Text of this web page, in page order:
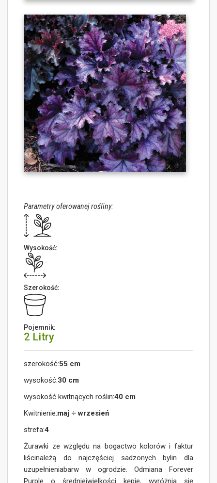
Parametry oferowanej rośliny:
Wysokość:
Szerokość:
Pojemnik:
2 Litry
szerokość:55 cm
wysokość:30 cm
wysokość kwitnących roślin:40 cm
Kwitnienie:maj ÷ wrzesień
strefa:4
Żurawki ze względu na bogactwo kolorów i faktur
liścinależą do najczęściej sadzonych bylin dla
uzupełnieniabarw w ogrodzie. Odmiana Forever
Purple o średniejwielkości kępie, wyróżnia się